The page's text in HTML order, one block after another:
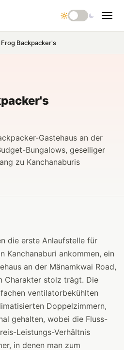
Backpacker's
Gastehaus an der
Bungalows, geselliger
zu Kanchanaburis
die erste Anlaufstelle für
Kanchanaburi ankommen, ein
an der Mänamkwai Road,
Charakter stolz trägt. Die
ventilatorbekühlten
Doppelzimmern,
gehalten, wobei die Fluss-
Leistungs-Verhältnis
in denen man zum